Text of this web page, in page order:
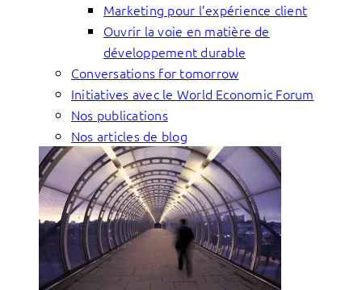
Marketing pour l’expérience client
Ouvrir la voie en matière de
développement durable
Conversations for tomorrow
Initiatives avec le World Economic Forum
Nos publications
Nos articles de blog